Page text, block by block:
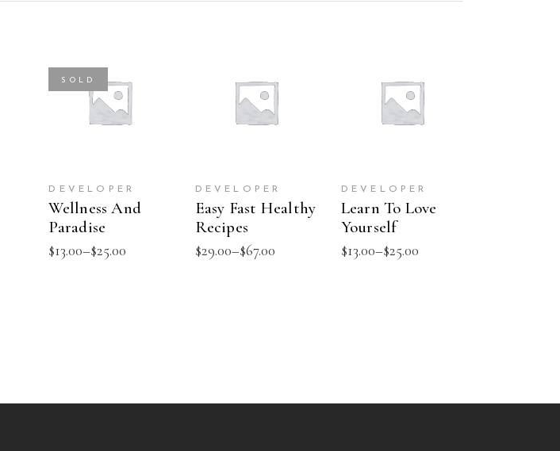
SOLD
SELECT
OPTIONS
DEVELOPER
Wellness And
Paradise
$13.00–$25.00
VIEW
PRODUCTS
DEVELOPER
Easy Fast Healthy
Recipes
$29.00–$67.00
SELECT
OPTIONS
DEVELOPER
Learn To Love
Yourself
$13.00–$25.00